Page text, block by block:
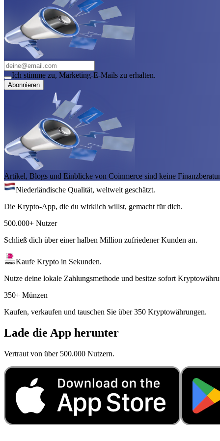
Ich stimme zu, Marketing-E-Mails zu erhalten.
Abonnieren
Artikel, Blogs und Einblicke von Coinmerce sind keine
Niederländische Qualität, weltweit geschätzt.
Die Krypto-App, die du wirklich willst, gemacht für dich.
500.000+ Nutzer
Schließ dich über einer halben Million zufriedener Kunden an.
Kaufe Krypto in Sekunden.
Nutze deine lokale Zahlungsmethode und besitze sofort
350+ Münzen
Kaufen, verkaufen und tauschen Sie über 350 Kryptowährungen.
Lade die App herunter
Vertraut von über 500.000 Nutzern.